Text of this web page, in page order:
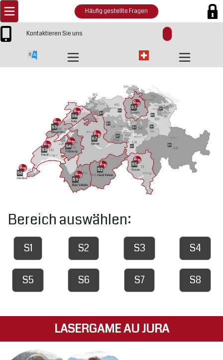
Häufig gestellte Fragen
Kontaktieren Sie uns
Bereich auswählen:
S1 S2 S3 S4
S5 S6 S7 S8
LASERGAME AU JURA